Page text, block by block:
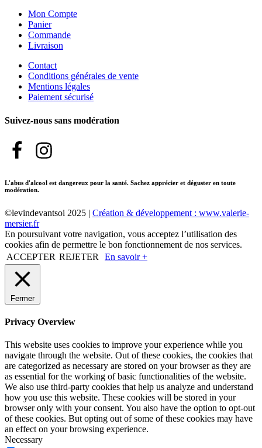
Mon Compte
Panier
Commande
Livraison
Contact
Conditions générales de vente
Mentions légales
Paiement sécurisé
Suivez-nous sans modération
L'abus d'alcool est dangereux pour la santé. Sachez apprécier et déguster en toute
modération.
©levindevantsoi 2025 | Création & développement : www.valerie-
mersier.fr
En poursuivant votre navigation, vous acceptez l’utilisation des
cookies afin de permettre le bon fonctionnement de nos services.
ACCEPTER REJETER En savoir +
Fermer
Privacy Overview
This website uses cookies to improve your experience while you
navigate through the website. Out of these cookies, the cookies that
are categorized as necessary are stored on your browser as they are
as essential for the working of basic functionalities of the website.
We also use third-party cookies that help us analyze and understand
how you use this website. These cookies will be stored in your
browser only with your consent. You also have the option to opt-out
of these cookies. But opting out of some of these cookies may have
an effect on your browsing experience.
Necessary